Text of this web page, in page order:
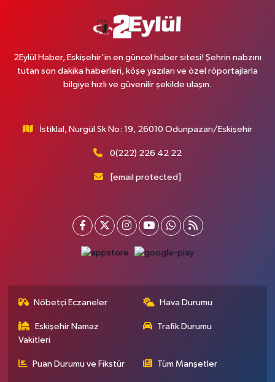
2Eylül Haber, Eskişehir’in en güncel haber sitesi! Şehrin nabzını
tutan son dakika haberleri, köşe yazıları ve özel röportajlarla
bilgiye hızlı ve güvenilir şekilde ulaşın.
İstiklal, Nurgül Sk No: 19, 26010 Odunpazarı/Eskişehir
0(222) 226 42 22
[email protected]
Nöbetçi Eczaneler Hava Durumu
Eskişehir Namaz
Vakitleri
Trafik Durumu
Puan Durumu ve Fikstür Tüm Manşetler